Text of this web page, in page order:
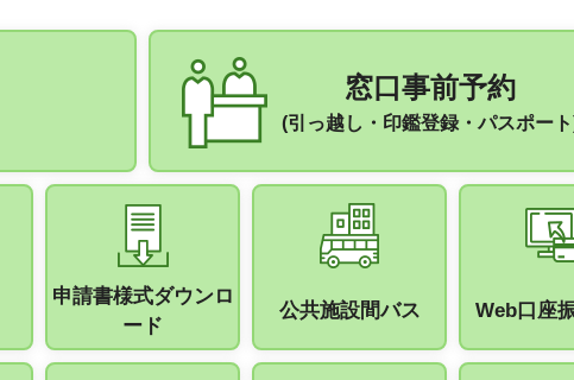
窓口事前予約
(引っ越し・印鑑登録・パスポー
申請書様式ダウンロ
ード
公共施設間バス Web口座